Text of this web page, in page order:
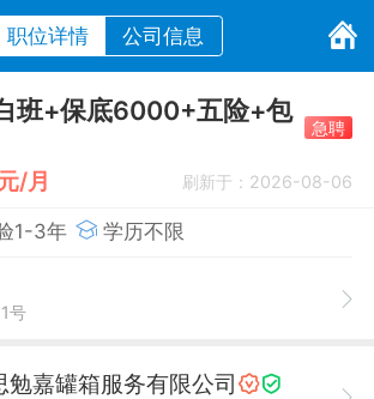
职位详情 公司信息
班+保底6000+五险+包
急聘
/月 刷新于：2026-08-06
1-3年 学历不限
号
勉嘉罐箱服务有限公司